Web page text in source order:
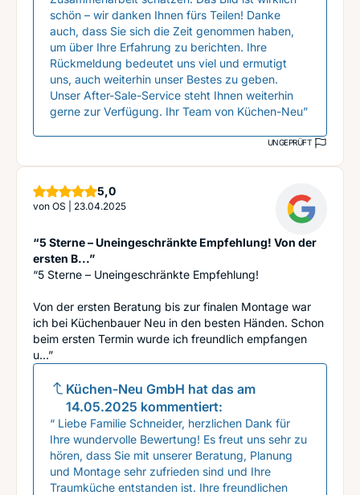
schön – wir danken Ihnen fürs Teilen! Danke
auch, dass Sie sich die Zeit genommen haben,
um über Ihre Erfahrung zu berichten. Ihre
Rückmeldung bedeutet uns viel und ermutigt
uns, auch weiterhin unser Bestes zu geben.
Unser After-Sale-Service steht Ihnen weiterhin
gerne zur Verfügung. Ihr Team von Küchen-Neu”
UNGEPRÜFT
5,0Sterne
von OS 23.04.2025
“5 Sterne – Uneingeschränkte Empfehlung! Von der
ersten B...”
“5 Sterne – Uneingeschränkte Empfehlung!
Von der ersten Beratung bis zur finalen Montage war
ich bei Küchenbauer Neu in den besten Händen. Schon
beim ersten Termin wurde ich freundlich empfangen
u...”
Küchen-Neu GmbH hat das am
14.05.2025 kommentiert:
“ Liebe Familie Schneider, herzlichen Dank für
Ihre wundervolle Bewertung! Es freut uns sehr zu
hören, dass Sie mit unserer Beratung, Planung
und Montage sehr zufrieden sind und Ihre
Traumküche entstanden ist. Ihre freundlichen